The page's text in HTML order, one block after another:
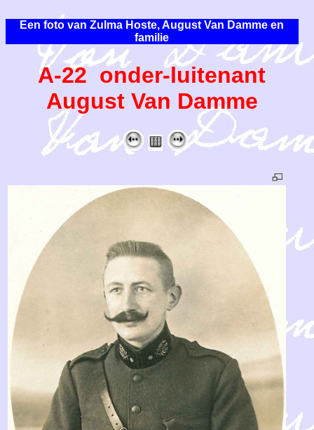
Een foto van Zulma Hoste, August Van Damme en
familie
A-22 onder-luitenant
August Van Damme